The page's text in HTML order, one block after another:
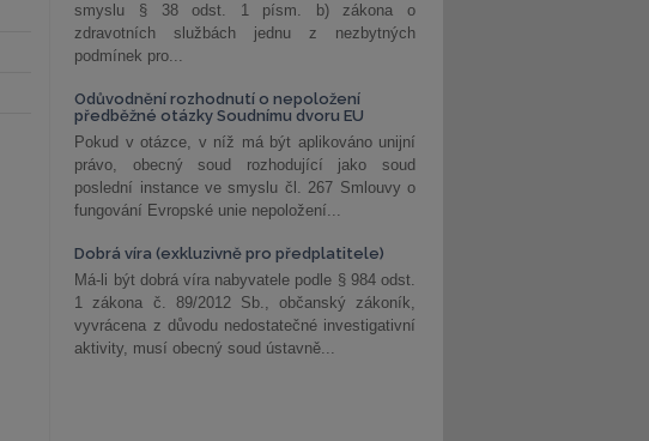
smyslu § 38 odst. 1 písm. b) zákona o
zdravotních službách jednu z nezbytných
podmínek pro...
Odůvodnění rozhodnutí o nepoložení
předběžné otázky Soudnímu dvoru EU
Pokud v otázce, v níž má být aplikováno unijní
právo, obecný soud rozhodující jako soud
poslední instance ve smyslu čl. 267 Smlouvy o
fungování Evropské unie nepoložení...
Dobrá víra (exkluzivně pro předplatitele)
Má-li být dobrá víra nabyvatele podle § 984 odst.
1 zákona č. 89/2012 Sb., občanský zákoník,
vyvrácena z důvodu nedostatečné investigativní
aktivity, musí obecný soud ústavně...